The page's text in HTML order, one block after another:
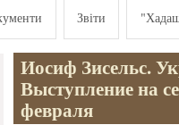
Звіти
Иосиф Зисельс.
Выступление на
февраля